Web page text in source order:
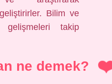
Bilim ve
gelişmeleri takip
ne demek?